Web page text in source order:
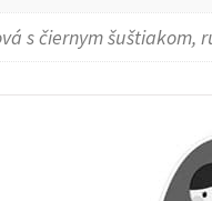
s čiernym šuštiakom,